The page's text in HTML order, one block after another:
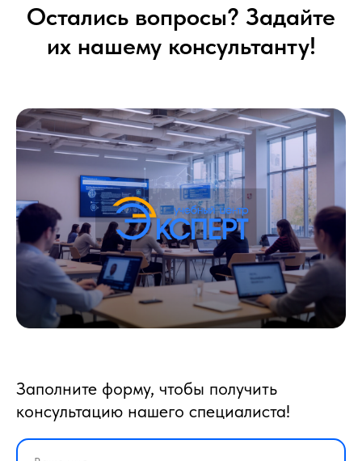
Остались вопросы? Задайте
их нашему консультанту!
Заполните форму, чтобы получить
консультацию нашего специалиста!